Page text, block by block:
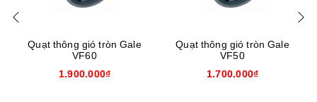
Quạt thông gió tròn Gale
VF60
1.900.000₫
Quạt thông gió tròn Gale
VF50
1.700.000₫